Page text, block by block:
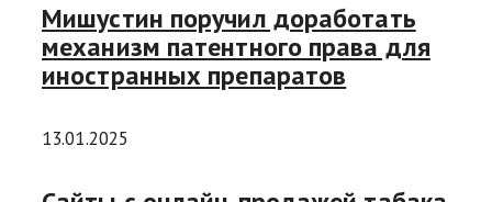
Мишустин поручил доработать
механизм патентного права для
иностранных препаратов
13.01.2025